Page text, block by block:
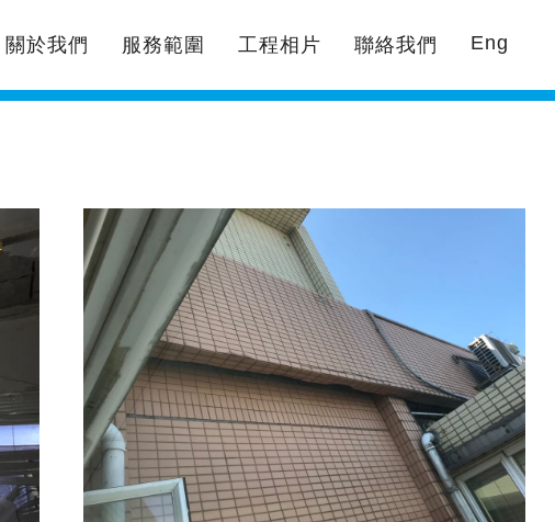
關於我們 服務範圍 工程相片 聯絡我們 Eng